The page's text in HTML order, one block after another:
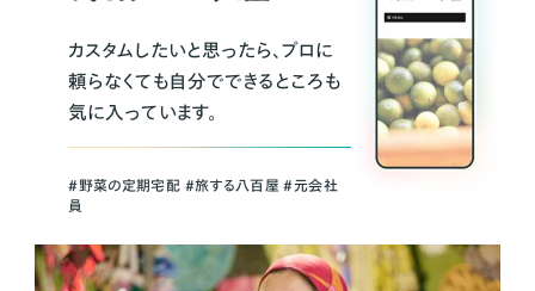
カスタムしたいと思ったら、プロに
頼らなくても自分でできるところも
気に入っています。
＃野菜の定期宅配 ＃旅する八百屋 ＃元会社
員